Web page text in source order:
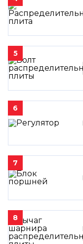
5
6
7
8